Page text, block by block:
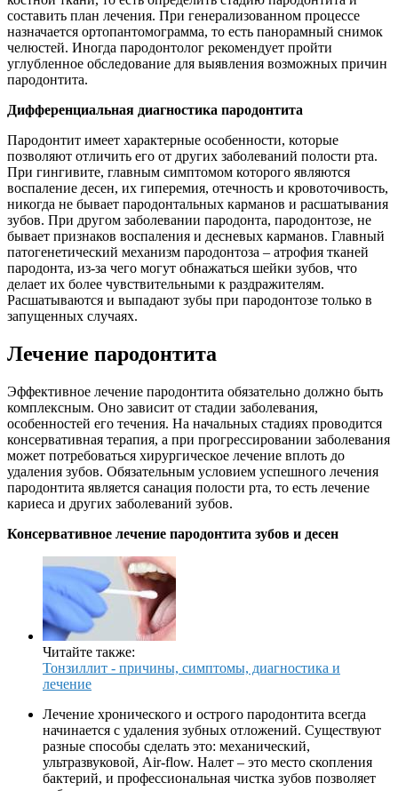
составить план лечения. При генерализованном процессе
назначается ортопантомограмма, то есть панорамный снимок
челюстей. Иногда пародонтолог рекомендует пройти
углубленное обследование для выявления возможных причин
пародонтита.
Дифференциальная диагностика пародонтита
Пародонтит имеет характерные особенности, которые
позволяют отличить его от других заболеваний полости рта.
При гингивите, главным симптомом которого являются
воспаление десен, их гиперемия, отечность и кровоточивость,
никогда не бывает пародонтальных карманов и расшатывания
зубов. При другом заболевании пародонта, пародонтозе, не
бывает признаков воспаления и десневых карманов. Главный
патогенетический механизм пародонтоза – атрофия тканей
пародонта, из-за чего могут обнажаться шейки зубов, что
делает их более чувствительными к раздражителям.
Расшатываются и выпадают зубы при пародонтозе только в
запущенных случаях.
Лечение пародонтита
Эффективное лечение пародонтита обязательно должно быть
комплексным. Оно зависит от стадии заболевания,
особенностей его течения. На начальных стадиях проводится
консервативная терапия, а при прогрессировании заболевания
может потребоваться хирургическое лечение вплоть до
удаления зубов. Обязательным условием успешного лечения
пародонтита является санация полости рта, то есть лечение
кариеса и других заболеваний зубов.
Консервативное лечение пародонтита зубов и десен
Читайте также:
Тонзиллит - причины, симптомы, диагностика и
лечение
Лечение хронического и острого пародонтита всегда
начинается с удаления зубных отложений. Существуют
разные способы сделать это: механический,
ультразвуковой, Air-flow. Налет – это место скопления
бактерий, и профессиональная чистка зубов позволяет